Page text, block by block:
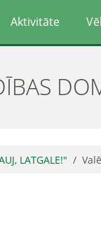
Aktivitāte
LATGALE!"